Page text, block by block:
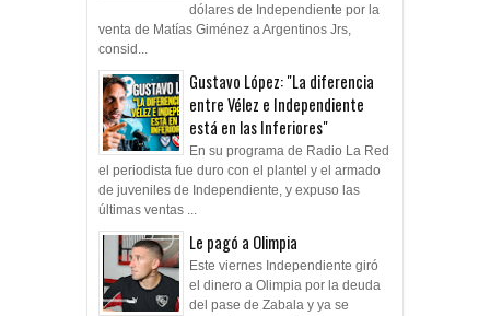
dólares de Independiente por la
venta de Matías Giménez a Argentinos Jrs,
consid...
Gustavo López: "La diferencia
entre Vélez e Independiente
está en las Inferiores"
En su programa de Radio La Red
el periodista fue duro con el plantel y el armado
de juveniles de Independiente, y expuso las
últimas ventas ...
Le pagó a Olimpia
Este viernes Independiente giró
el dinero a Olimpia por la deuda
del pase de Zabala y ya se